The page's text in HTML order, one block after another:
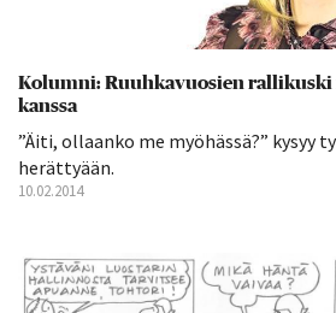
Kolumni: Ruuhkavuosien
kanssa
”Äiti, ollaanko me myöhässä?” kysyy
herättyään.
10.02.2014